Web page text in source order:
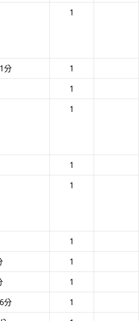
1
分
1
1
1
1
1
1
1
1
分
1